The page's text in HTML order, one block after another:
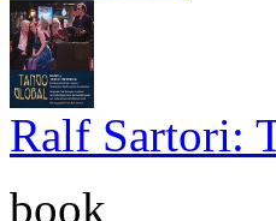
Ralf Sartori:
book